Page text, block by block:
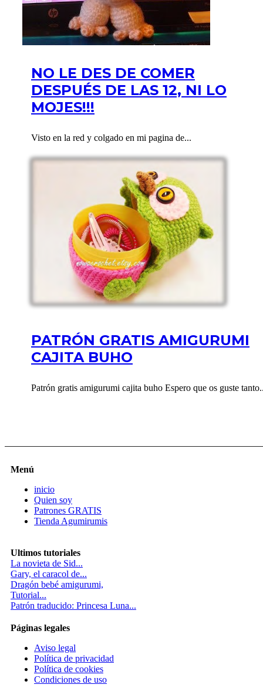
NO LE DES DE COMER
DESPUÉS DE LAS 12, NI LO
MOJES!!!
Visto en la red y colgado en mi pagina de...
PATRÓN GRATIS AMIGURUMI
CAJITA BUHO
Patrón gratis amigurumi cajita buho Espero que os guste
Menú
inicio
Quien soy
Patrones GRATIS
Tienda Agumirumis
Ultimos tutoriales
La novieta de Sid...
Gary, el caracol de...
Dragón bebé amigurumi,
Tutorial...
Patrón traducido: Princesa Luna...
Páginas legales
Aviso legal
Política de privacidad
Política de cookies
Condiciones de uso